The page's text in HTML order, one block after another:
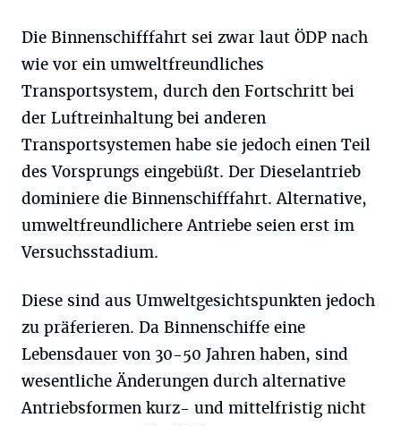
Die Binnenschifffahrt sei zwar laut ÖDP nach
wie vor ein umweltfreundliches
Transportsystem, durch den Fortschritt bei
der Luftreinhaltung bei anderen
Transportsystemen habe sie jedoch einen Teil
des Vorsprungs eingebüßt. Der Dieselantrieb
dominiere die Binnenschifffahrt. Alternative,
umweltfreundlichere Antriebe seien erst im
Versuchsstadium.
Diese sind aus Umweltgesichtspunkten jedoch
zu präferieren. Da Binnenschiffe eine
Lebensdauer von 30-50 Jahren haben, sind
wesentliche Änderungen durch alternative
Antriebsformen kurz- und mittelfristig nicht